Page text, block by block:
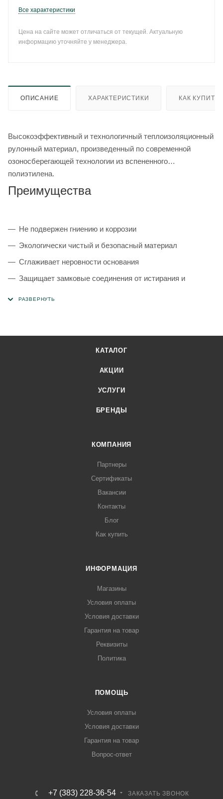
Все характеристики
Цена на сайте может отличаться от текущей. Актуальную
информацию уточняйте у менеджера.
ОПИСАНИЕ ХАРАКТЕРИСТИКИ КАК КУПИТЬ
Высокоэффективный и технологичный теплоизоляционный
рулонный материал, произведенный по современной
озоносберегающей технологии из вспененного
полиэтилена.
Преимущества
Не подвержен гниению и коррозии
Экологически чистый и безопасный материал
Сглаживает неровности основания
Защищает замковые соединения от истирания и
КАТАЛОГ
АКЦИИ
УСЛУГИ
БРЕНДЫ
КОМПАНИЯ
Партнеры
Сертификаты
Вакансии
Контакты
Блог
Как купить
ИНФОРМАЦИЯ
Магазины
Условия оплаты
Условия доставки
Гарантия на товар
Реквизиты
Политика
ПОМОЩЬ
Условия оплаты
Условия доставки
Гарантия на товар
Вопрос-ответ
+7 (383) 228-36-54 ЗАКАЗАТЬ ЗВОНОК